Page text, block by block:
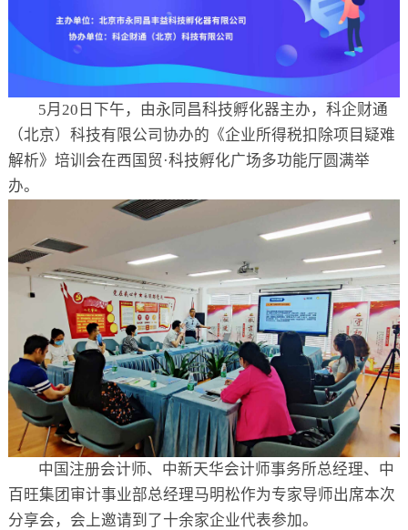
5月20日下午，由永同昌科技孵化器主办，科企财通
（北京）科技有限公司协办的《企业所得税扣除项目疑难
解析》培训会在西国贸·科技孵化广场多功能厅圆满举
办。
中国注册会计师、中新天华会计师事务所总经理、中
百旺集团审计事业部总经理马明松作为专家导师出席本次
分享会，会上邀请到了十余家企业代表参加。